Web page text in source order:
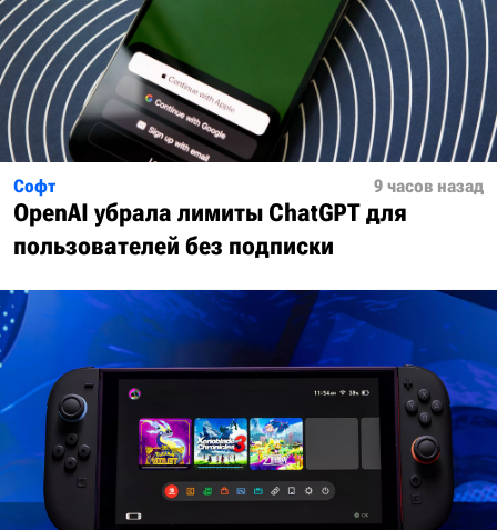
Софт 9 часов назад
OpenAI убрала лимиты ChatGPT для
пользователей без подписки